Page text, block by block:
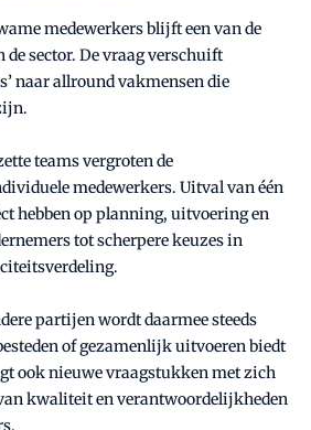
medewerkers blijft een van de
sector. De vraag verschuift
naar allround vakmensen die
teams vergroten de
medewerkers. Uitval van één
hebben op planning, uitvoering en
tot scherpere keuzes in
partijen wordt daarmee steeds
of gezamenlijk uitvoeren biedt
ook nieuwe vraagstukken met zich
kwaliteit en verantwoordelijkheden